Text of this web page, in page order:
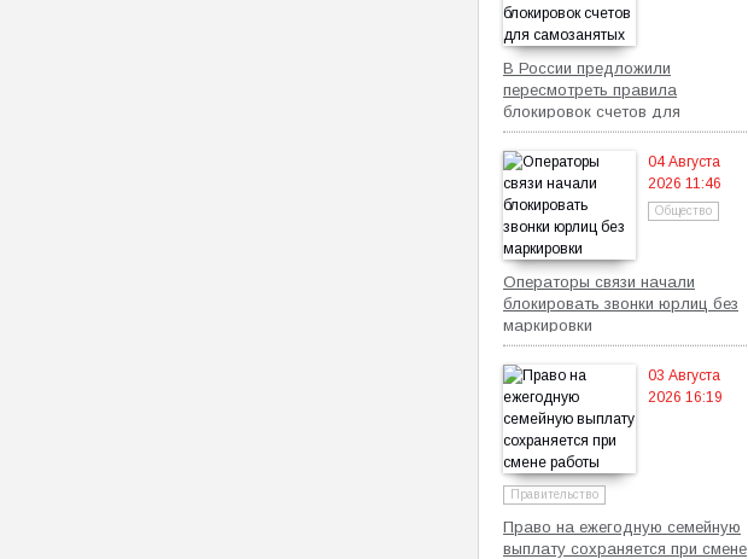
В России предложили
пересмотреть правила
блокировок счетов для
самозанятых
04 Августа
2026 11:46
Общество
Операторы связи начали
блокировать звонки юрлиц без
маркировки
03 Августа
2026 16:19
Правительство
Право на ежегодную семейную
выплату сохраняется при смене